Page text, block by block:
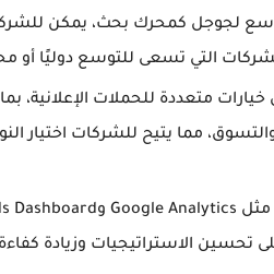
لجوجل كمحرك بحث، يمكن
التي تسعى للتوسع دوليًا أو
متعددة للحملات الإعلانية،
مما يتيح للشركات اختيار
تحسين الاستراتيجيات وزيادة كفاءة